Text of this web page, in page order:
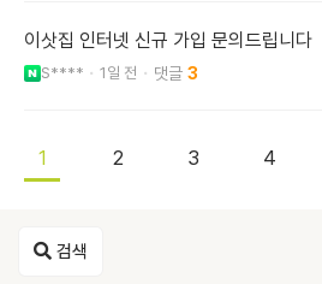
이삿집 인터넷 신규 가입 문의드립니다
S**** 1일 전 3
1 2 3 4
검색